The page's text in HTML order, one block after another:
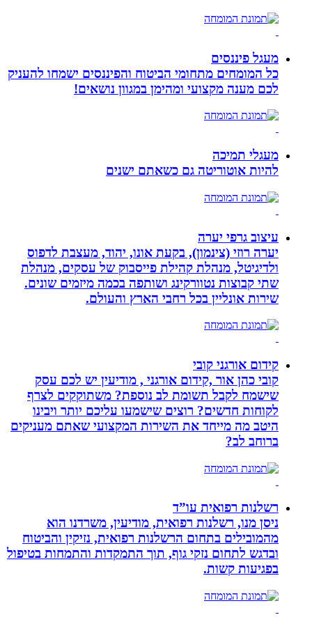
מעגל פיננסים
כל המומחים מתחומי הביטוח והפיננסים ישמחו להעניק
לכם מענה מקצועי ומהימן במגוון נושאים!
מעגלי תמיכה
להיות אוטוריטה גם כשאתם ישנים
עיצוב גרפי יערה
יערה רוזי (צינמון), בקעת אונו, יהוד, מעצבת לדפוס
ולדיגיטל, מנהלת קהילת פייסבוק של עסקים, מנהלת
שתי קבוצות נטוורקינג ושותפה בכמה מיזמים שונים.
שירות אונליין בכל רחבי הארץ והעולם.
קידום אורגני קובי
קובי כהן אור ,קידום אורגני , מודיעין יש לכם עסק
שישמח לקבל תשומת לב נוספת? משתוקקים לצרף
לקוחות חדשים? רוצים שישמעו עליכם יותר ויבינו
היטב מה מייחד את השירות המקצועי שאתם מעניקים
ברוחב לב?
רשלנות רפואית עו”ד
ניסן מנו, רשלנות רפואית, מודיעין, משרדנו הוא
מהמובילים בתחום הרשלנות רפואית, נזיקין והביטוח
ובדגש לתחום נזקי גוף, תוך התמקדות והתמחות בטיפול
בפגיעות קשות.